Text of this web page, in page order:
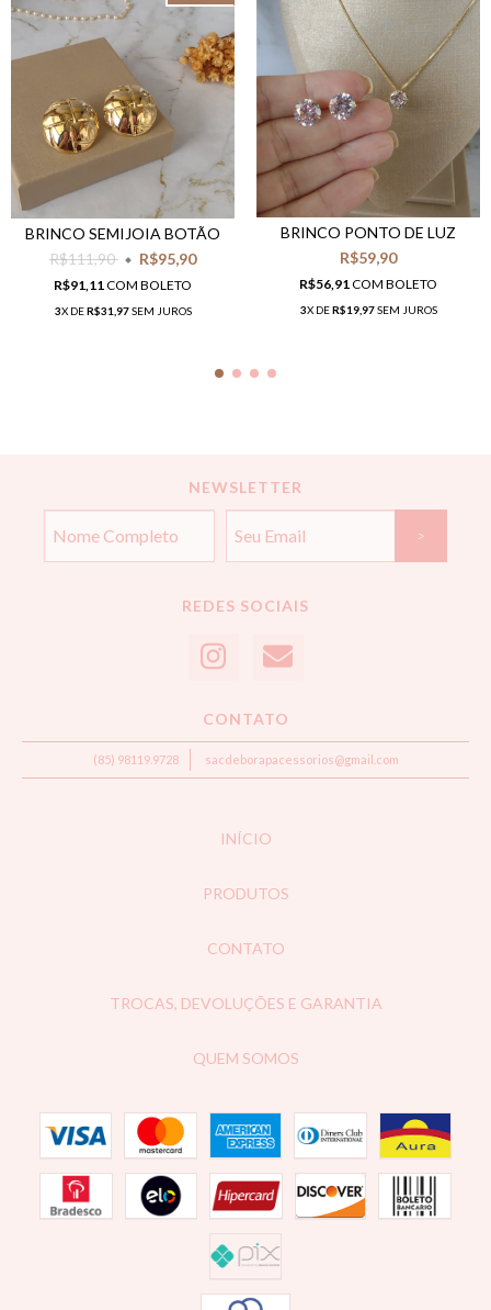
BRINCO SEMIJOIA BOTÃO
R$111,90
R$95,90
R$91,11COM BOLETO
3X DER$31,97SEM JUROS
BRINCO PONTO DE LUZ
R$59,90
R$56,91COM BOLETO
3X DER$19,97SEM JUROS
NEWSLETTER
REDES SOCIAIS
CONTATO
(85) 98119.9728 sacdeborapacessorios@gmail.com
INÍCIO
PRODUTOS
CONTATO
TROCAS, DEVOLUÇÕES E GARANTIA
QUEM SOMOS